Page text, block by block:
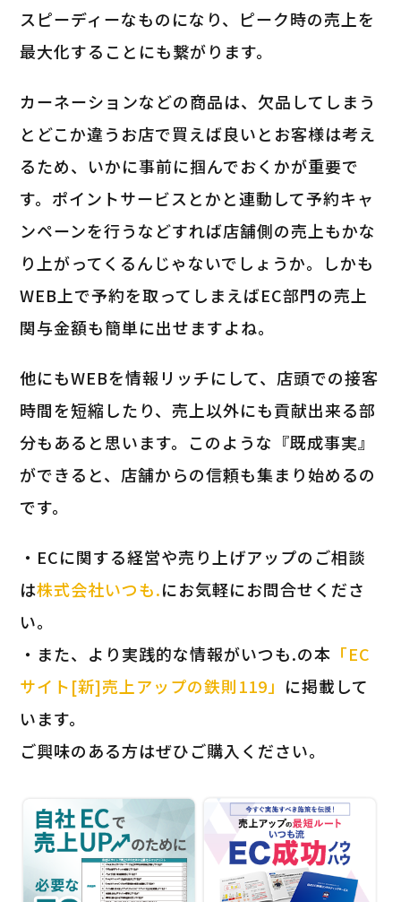
スピーディーなものになり、ピーク時の売上を
最大化することにも繋がります。
カーネーションなどの商品は、欠品してしまう
とどこか違うお店で買えば良いとお客様は考え
るため、いかに事前に掴んでおくかが重要で
す。ポイントサービスとかと連動して予約キャ
ンペーンを行うなどすれば店舗側の売上もかな
り上がってくるんじゃないでしょうか。しかも
WEB上で予約を取ってしまえばEC部門の売上
関与金額も簡単に出せますよね。
他にもWEBを情報リッチにして、店頭での接客
時間を短縮したり、売上以外にも貢献出来る部
分もあると思います。このような『既成事実』
ができると、店舗からの信頼も集まり始めるの
です。
・ECに関する経営や売り上げアップのご相談
は株式会社いつも.にお気軽にお問合せくださ
い。
・また、より実践的な情報がいつも.の本 「EC
サイト[新]売上アップの鉄則119」 に掲載して
います。
ご興味のある方はぜひご購入ください。